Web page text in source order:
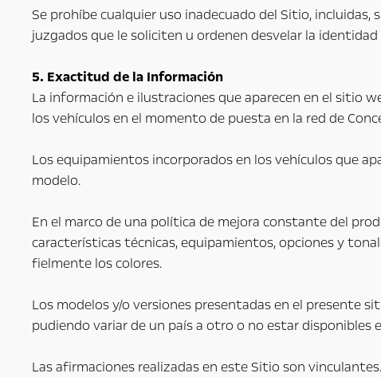
Se prohíbe cualquier uso inadecuado del Sitio,
juzgados que le soliciten u ordenen desvelar la
5. Exactitud de la Información
La información e ilustraciones que aparecen en el sitio
los vehículos en el momento de puesta en la red de
Los equipamientos incorporados en los vehículos que
modelo.
En el marco de una política de mejora constante del
características técnicas, equipamientos, opciones y
fielmente los colores.
Los modelos y/o versiones presentadas en el presente
pudiendo variar de un país a otro o no estar disponibles
Las afirmaciones realizadas en este Sitio son